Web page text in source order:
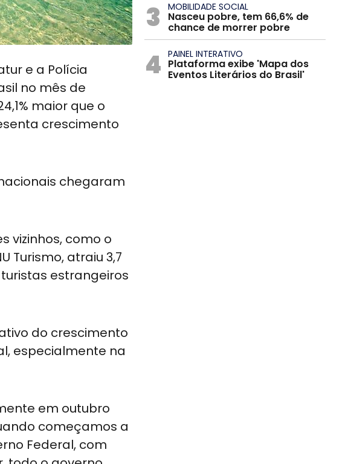
e a Polícia
no mês de
maior que o
crescimento
chegaram
vizinhos, como o
Turismo, atraiu 3,7
estrangeiros
do crescimento
especialmente na
em outubro
começamos a
Federal, com
3 MOBILIDADE SOCIAL
Nasceu pobre, tem 66,6% de
chance de morrer pobre
4 PAINEL INTERATIVO
Plataforma exibe 'Mapa dos
Eventos Literários do Brasil'